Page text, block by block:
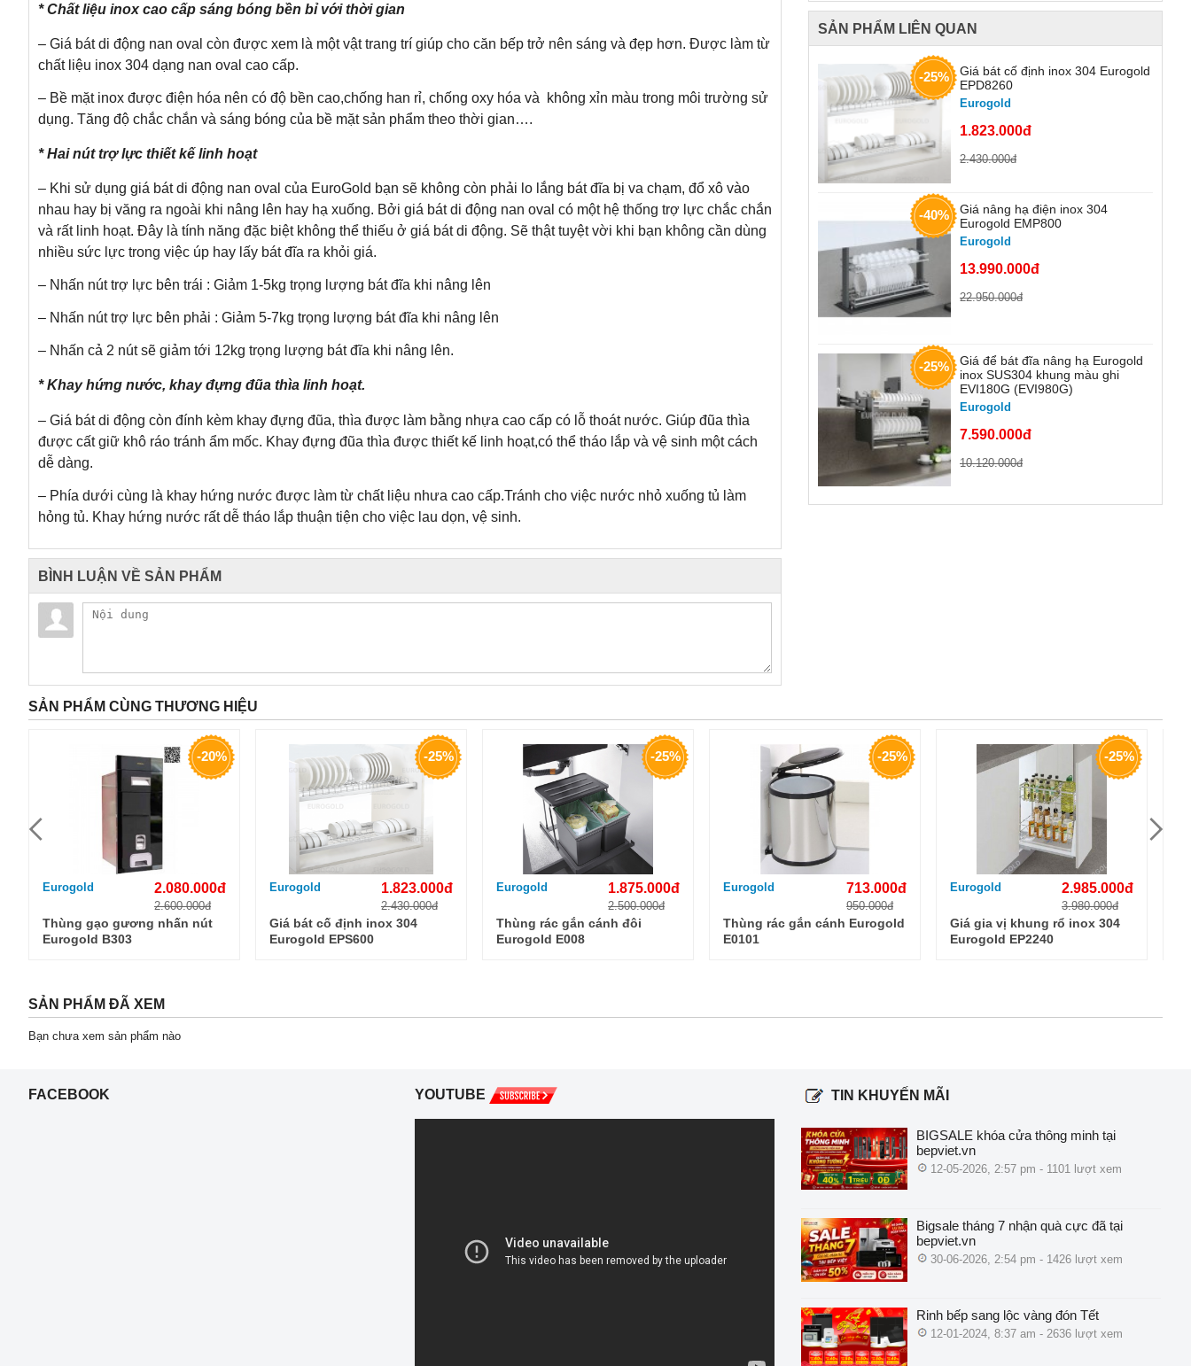
* Chất liệu inox cao cấp sáng bóng bền bỉ với thời gian
– Giá bát di động nan oval còn được xem là một vật trang trí giúp cho căn bếp trở nên sáng và đẹp hơn. Được làm từ
chất liệu inox 304 dạng nan oval cao cấp.
– Bề mặt inox được điện hóa nên có độ bền cao,chống han rỉ, chống oxy hóa và không xỉn màu trong môi trường sử
dụng. Tăng độ chắc chắn và sáng bóng của bề mặt sản phẩm theo thời gian….
* Hai nút trợ lực thiết kế linh hoạt
– Khi sử dụng giá bát di động nan oval của EuroGold bạn sẽ không còn phải lo lắng bát đĩa bị va chạm, đổ xô vào
nhau hay bị văng ra ngoài khi nâng lên hay hạ xuống. Bởi giá bát di động nan oval có một hệ thống trợ lực chắc chắn
và rất linh hoạt. Đây là tính năng đặc biệt không thể thiếu ở giá bát di động. Sẽ thật tuyệt vời khi bạn không cần dùng
nhiều sức lực trong việc úp hay lấy bát đĩa ra khỏi giá.
– Nhấn nút trợ lực bên trái : Giảm 1-5kg trọng lượng bát đĩa khi nâng lên
– Nhấn nút trợ lực bên phải : Giảm 5-7kg trọng lượng bát đĩa khi nâng lên
– Nhấn cả 2 nút sẽ giảm tới 12kg trọng lượng bát đĩa khi nâng lên.
* Khay hứng nước, khay đựng đũa thìa linh hoạt.
– Giá bát di động còn đính kèm khay đựng đũa, thìa được làm bằng nhựa cao cấp có lỗ thoát nước. Giúp đũa thìa
được cất giữ khô ráo tránh ẩm mốc. Khay đựng đũa thìa được thiết kế linh hoạt,có thể tháo lắp và vệ sinh một cách
dễ dàng.
– Phía dưới cùng là khay hứng nước được làm từ chất liệu nhưa cao cấp.Tránh cho việc nước nhỏ xuống tủ làm
hỏng tủ. Khay hứng nước rất dễ tháo lắp thuận tiện cho việc lau dọn, vệ sinh.
BÌNH LUẬN VỀ SẢN PHẨM
SẢN PHẨM LIÊN QUAN
-25%
Giá bát cố định inox 304 Eurogold
EPD8260
Eurogold
1.823.000đ
2.430.000đ
-40%
Giá nâng hạ điện inox 304
Eurogold EMP800
Eurogold
13.990.000đ
22.950.000đ
-25%
Giá để bát đĩa nâng hạ Eurogold
inox SUS304 khung màu ghi
EVI180G (EVI980G)
Eurogold
7.590.000đ
10.120.000đ
SẢN PHẨM CÙNG THƯƠNG HIỆU
-20%
Eurogold 2.080.000đ
2.600.000đ
Thùng gạo gương nhấn nút
Eurogold B303
-25%
Eurogold 1.823.000đ
2.430.000đ
Giá bát cố định inox 304
Eurogold EPS600
-25%
Eurogold 1.875.000đ
2.500.000đ
Thùng rác gắn cánh đôi
Eurogold E008
-25%
Eurogold 713.000đ
950.000đ
Thùng rác gắn cánh Eurogold
E0101
-25%
Eurogold 2.985.000đ
3.980.000đ
Giá gia vị khung rổ inox 304
Eurogold EP2240
SẢN PHẨM ĐÃ XEM
Bạn chưa xem sản phẩm nào
FACEBOOK YOUTUBE TIN KHUYẾN MÃI
BIGSALE khóa cửa thông minh tại
bepviet.vn
12-05-2026, 2:57 pm - 1101 lượt xem
Bigsale tháng 7 nhận quà cực đã tại
bepviet.vn
30-06-2026, 2:54 pm - 1426 lượt xem
Rinh bếp sang lộc vàng đón Tết
12-01-2024, 8:37 am - 2636 lượt xem